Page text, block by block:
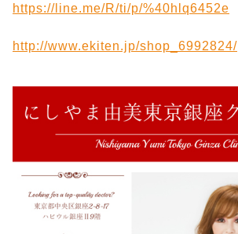
https://line.me/R/ti/p/%40hlq6452e
http://www.ekiten.jp/shop_6992824/